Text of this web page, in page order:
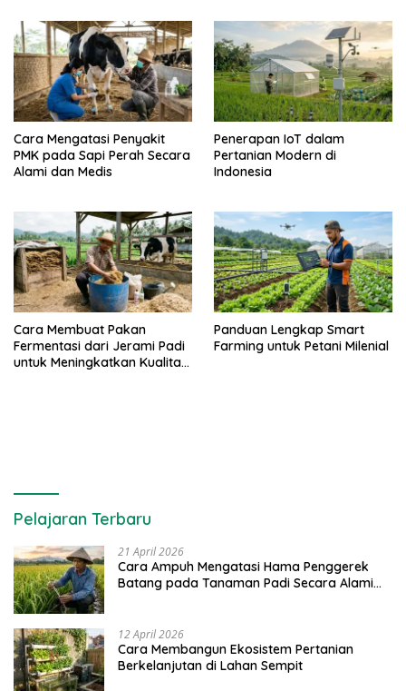
Cara Mengatasi Penyakit
PMK pada Sapi Perah Secara
Alami dan Medis
Penerapan IoT dalam
Pertanian Modern di
Indonesia
Cara Membuat Pakan
Fermentasi dari Jerami Padi
untuk Meningkatkan Kualitas
Panduan Lengkap Smart
Farming untuk Petani Milenial
Pelajaran Terbaru
21 April 2026
Cara Ampuh Mengatasi Hama Penggerek
Batang pada Tanaman Padi Secara Alami
12 April 2026
Cara Membangun Ekosistem Pertanian
Berkelanjutan di Lahan Sempit